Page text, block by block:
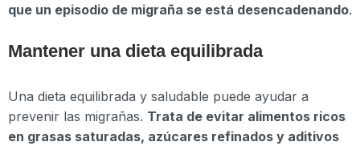
que un episodio de migraña se está desencadenando.
Mantener una dieta equilibrada
Una dieta equilibrada y saludable puede ayudar a
prevenir las migrañas. Trata de evitar alimentos ricos
en grasas saturadas, azúcares refinados y aditivos